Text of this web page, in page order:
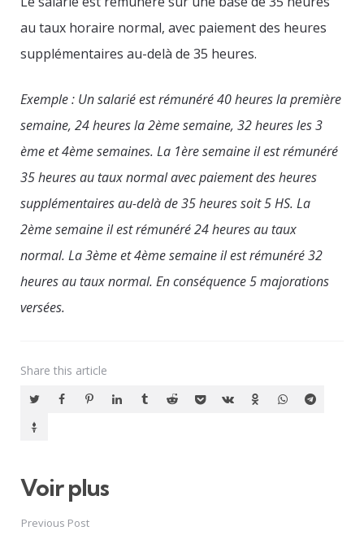
au taux horaire normal, avec paiement des heures
supplémentaires au-delà de 35 heures.
Exemple : Un salarié est rémunéré 40 heures la première
semaine, 24 heures la 2ème semaine, 32 heures les 3
ème et 4ème semaines. La 1ère semaine il est rémunéré
35 heures au taux normal avec paiement des heures
supplémentaires au-delà de 35 heures soit 5 HS. La
2ème semaine il est rémunéré 24 heures au taux
normal. La 3ème et 4ème semaine il est rémunéré 32
heures au taux normal. En conséquence 5 majorations
versées.
Share this article
Voir plus
Post
navigation
Previous Post